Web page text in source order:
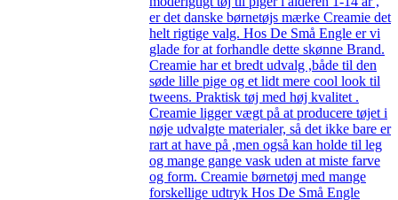
er det danske børnetøjs mærke Creamie det
helt rigtige valg. Hos De Små Engle er vi
glade for at forhandle dette skønne Brand.
Creamie har et bredt udvalg ,både til den
søde lille pige og et lidt mere cool look til
tweens. Praktisk tøj med høj kvalitet .
Creamie ligger vægt på at producere tøjet i
nøje udvalgte materialer, så det ikke bare er
rart at have på ,men også kan holde til leg
og mange gange vask uden at miste farve
og form. Creamie børnetøj med mange
forskellige udtryk Hos De Små Engle